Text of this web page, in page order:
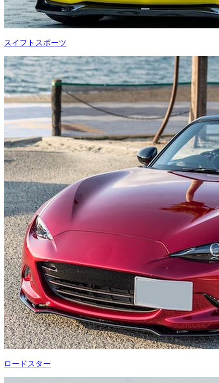
スイフトスポーツ
ロードスター